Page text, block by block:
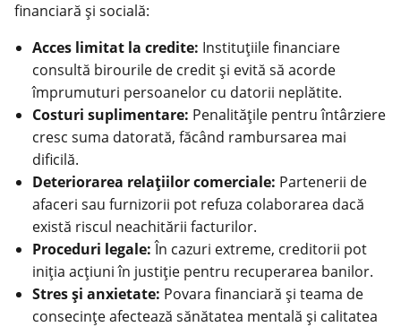
financiară și socială:
Acces limitat la credite: Instituțiile financiare
consultă birourile de credit și evită să acorde
împrumuturi persoanelor cu datorii neplătite.
Costuri suplimentare: Penalitățile pentru întârziere
cresc suma datorată, făcând rambursarea mai
dificilă.
Deteriorarea relațiilor comerciale: Partenerii de
afaceri sau furnizorii pot refuza colaborarea dacă
există riscul neachitării facturilor.
Proceduri legale:În cazuri extreme, creditorii pot
iniția acțiuni în justiție pentru recuperarea banilor.
Stres și anxietate: Povara financiară și teama de
consecințe afectează sănătatea mentală și calitatea